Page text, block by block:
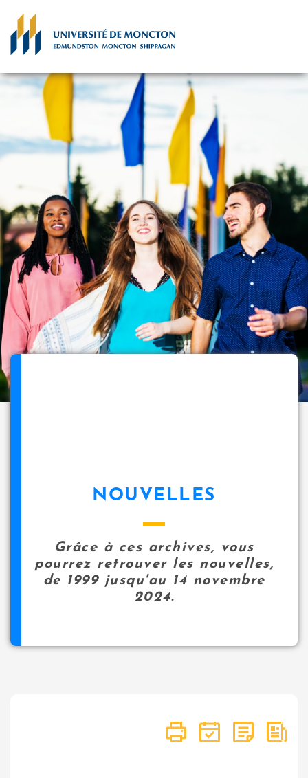
NOUVELLES
Grâce à ces archives, vous
pourrez retrouver les nouvelles,
de 1999 jusqu'au 14 novembre
2024.